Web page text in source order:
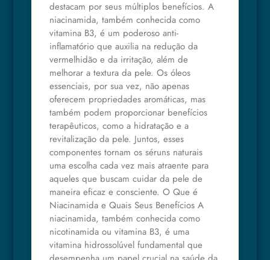
destacam por seus múltiplos benefícios. A
niacinamida, também conhecida como
vitamina B3, é um poderoso anti-
inflamatório que auxilia na redução da
vermelhidão e da irritação, além de
melhorar a textura da pele. Os óleos
essenciais, por sua vez, não apenas
oferecem propriedades aromáticas, mas
também podem proporcionar benefícios
terapêuticos, como a hidratação e a
revitalização da pele. Juntos, esses
componentes tornam os séruns naturais
uma escolha cada vez mais atraente para
aqueles que buscam cuidar da pele de
maneira eficaz e consciente. O Que é
Niacinamida e Quais Seus Benefícios A
niacinamida, também conhecida como
nicotinamida ou vitamina B3, é uma
vitamina hidrossolúvel fundamental que